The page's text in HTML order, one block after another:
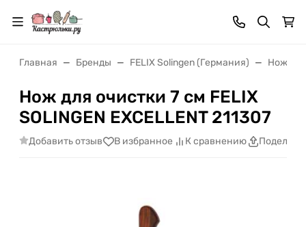
Главная Бренды FELIX Solingen (Германия) Ножи
Нож для очистки 7 см FELIX
SOLINGEN EXCELLENT 211307
Добавить отзыв В избранное К сравнению